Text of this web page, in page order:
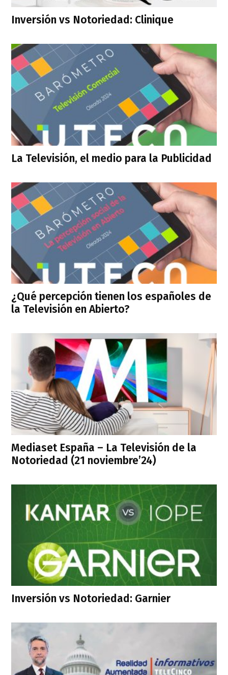
Inversión vs Notoriedad: Clinique
La Televisión, el medio para la Publicidad
¿Qué percepción tienen los españoles de
la Televisión en Abierto?
Mediaset España – La Televisión de la
Notoriedad (21 noviembre’24)
Inversión vs Notoriedad: Garnier